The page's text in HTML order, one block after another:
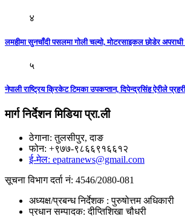
४
लमहीमा सुनचाँदी पसलमा गोली चल्याे, मोटरसाइकल छोडेर
५
नेपाली राष्ट्रिय क्रिकेट टिमका उपकप्तान, दिपेन्द्रसिंह ऐरीले प्रहरी
मार्ग निर्देशन मिडिया प्रा.ली
ठेगाना: तुलसीपुर, दाङ
फोन: +९७७-९८६६९१६६१२
ई-मेल: epatranews@gmail.com
सूचना विभाग दर्ता नं: 4546/2080-081
अध्यक्ष/प्रबन्ध निर्देशक : पुरुषोत्तम अधिकारी
प्रधान सम्पादक: दीप्तिशिखा चौधरी